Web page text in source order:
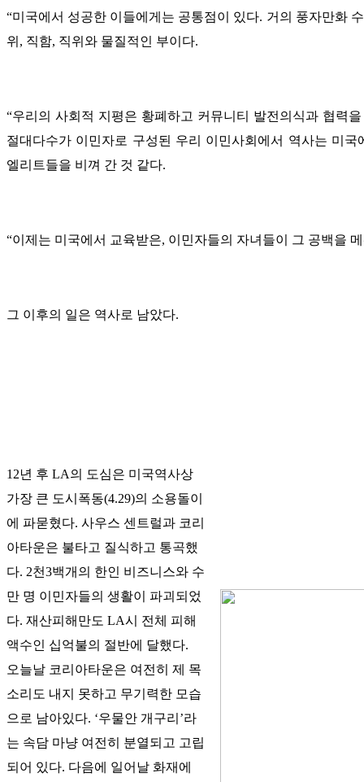
“미국에서 성공한 이들에게는 공통점이 있다. 거의 풍자만화
위, 직함, 직위와 물질적인 부이다.
“우리의 사회적 지평은 황폐하고 커뮤니티 발전의식과 협력
절대다수가 이민자로 구성된 우리 이민사회에서 역사는 미국
엘리트들을 비껴 간 것 같다.
“이제는 미국에서 교육받은, 이민자들의 자녀들이 그 공백을
그 이후의 일은 역사로 남았다.
12년 후 LA의 도심은 미국역사상
가장 큰 도시폭동(4.29)의 소용돌이
에 파묻혔다. 사우스 센트럴과 코리
아타운은 불타고 질식하고 통곡했
다. 2천3백개의 한인 비즈니스와 수
만 명 이민자들의 생활이 파괴되었
다. 재산피해만도 LA시 전체 피해
액수인 십억불의 절반에 달했다.
오늘날 코리아타운은 여전히 제 목
소리도 내지 못하고 무기력한 모습
으로 남아있다. ‘우물안 개구리’라
는 속담 마냥 여전히 분열되고 고립
되어 있다. 다음에 일어날 화재에